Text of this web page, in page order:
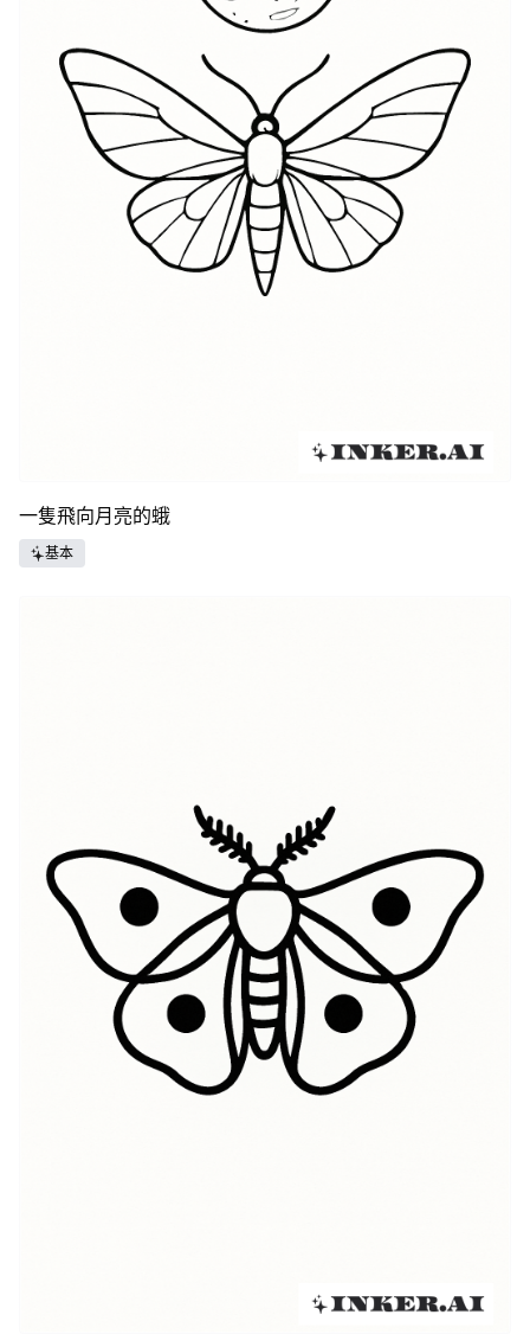
一隻飛向月亮的蛾
基本